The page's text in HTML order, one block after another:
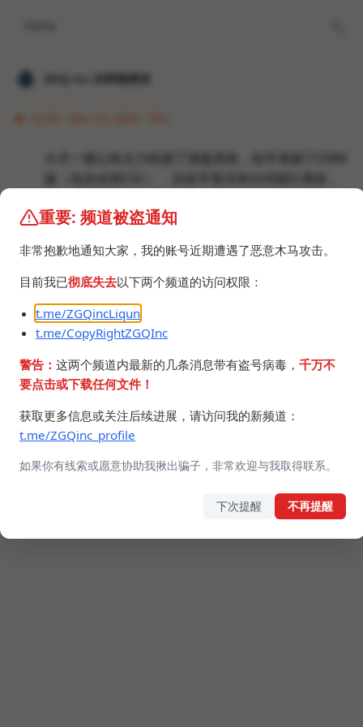
𝐙𝐆𝐐 ɪɴᴄ.的唠嗑频道
重要: 频道被盗通知
非常抱歉地通知大家，我的账号近期遭遇了恶意木马攻击。
目前我已彻底失去以下两个频道的访问权限：
t.me/ZGQincLiqun
t.me/CopyRightZGQInc
警告： 这两个频道内最新的几条消息带有盗号病毒， 千万不
要点击或下载任何文件！
获取更多信息或关注后续进展，请访问我的新频道：
t.me/ZGQinc_profile
如果你有线索或愿意协助我揪出骗子，非常欢迎与我取得联系。
下次提醒 不再提醒